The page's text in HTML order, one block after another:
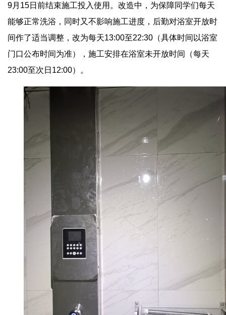
9月15日前结束施工投入使用。改造中，为保障同学们每天
能够正常洗浴，同时又不影响施工进度，后勤对浴室开放时
间作了适当调整，改为每天13:00至22:30（具体时间以浴室
门口公布时间为准），施工安排在浴室未开放时间（每天
23:00至次日12:00）。